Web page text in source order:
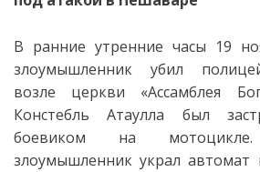
В ранние утренние часы 19
злоумышленник убил
возле церкви «Ассамблея
Констебль Атаулла был
боевиком на мотоцикле.
злоумышленник украл автомат